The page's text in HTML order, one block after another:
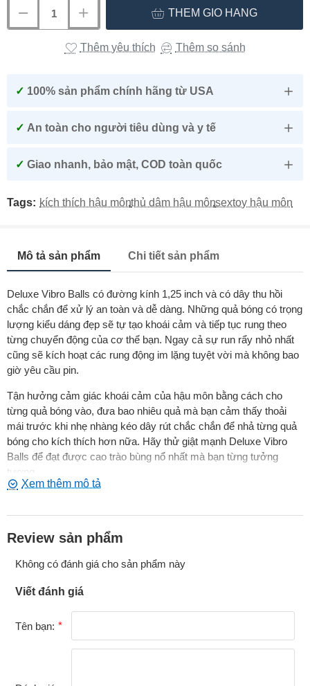
THÊM GIỎ HÀNG
Thêm yêu thích Thêm so sánh
✓ 100% sản phẩm chính hãng từ USA
✓ An toàn cho người tiêu dùng và y tế
✓ Giao nhanh, bảo mật, COD toàn quốc
Tags: kích thích hậu môn
,thủ dâm hậu môn
,sextoy hậu môn
Mô tả sản phẩm Chi tiết sản phẩm
Deluxe Vibro Balls có đường kính 1,25 inch và có dây thu hồi
chắc chắn để xử lý an toàn và dễ dàng. Những quả bóng có trọng
lượng kiểu dáng đẹp sẽ tự tạo khoái cảm và tiếp tục rung theo
từng chuyển động của cơ thể bạn. Ngay cả sự run rẩy nhỏ nhất
cũng sẽ kích hoạt các rung động im lặng tuyệt vời mà không bao
giờ yêu cầu pin.
Tận hưởng cảm giác khoái cảm của hậu môn bằng cách cho
từng quả bóng vào, đưa bao nhiêu quả mà bạn cảm thấy thoải
mái trước khi nhẹ nhàng kéo dây rút chắc chắn để nhả từng quả
bóng cho kích thích hơn nữa. Hãy thử giật mạnh Deluxe Vibro
Balls để đạt được cao trào bùng nổ nhất mà bạn từng tưởng
tượng.
Chiều rộng quả bóng (đường kính): 1.25 inch (3.2cm)
Số lượng quả bóng: 4
Màu sắc: Black
Review sản phẩm
Không có đánh giá cho sản phẩm này
Viết đánh giá
Tên bạn: